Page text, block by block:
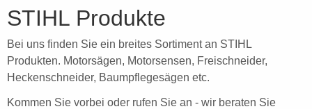
STIHL Produkte
Bei uns finden Sie ein breites Sortiment an STIHL
Produkten. Motorsägen, Motorsensen, Freischneider,
Heckenschneider, Baumpflegesägen etc.
Kommen Sie vorbei oder rufen Sie an - wir beraten Sie